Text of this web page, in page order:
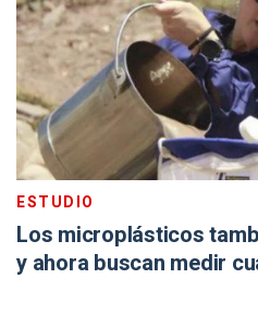
ESTUDIO
Los microplásticos
y ahora buscan medir